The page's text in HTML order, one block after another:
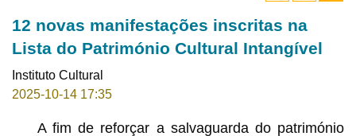
12 novas manifestações inscritas na
Lista do Património Cultural Intangível
Instituto Cultural
2025-10-14 17:35
A fim de reforçar a salvaguarda do património